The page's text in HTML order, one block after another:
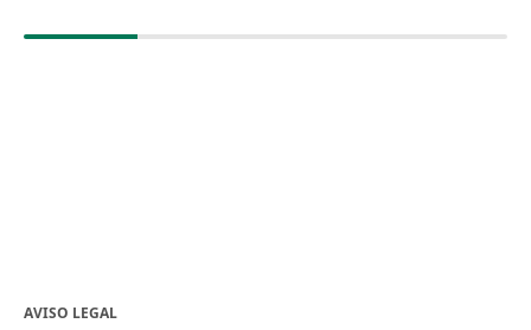
AVISO LEGAL